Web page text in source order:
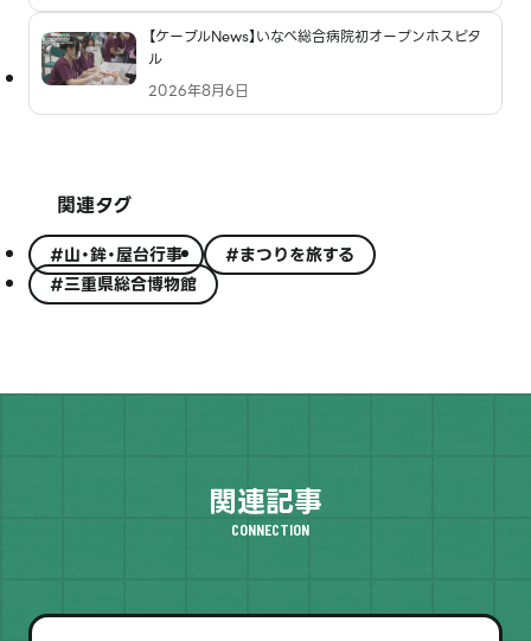
【ケーブルNews】いなべ総合病院初オープンホスピタ
ル
2026年8月6日
関連タグ
#山・鉾・屋台行事
#まつりを旅する
#三重県総合博物館
関連記事
CONNECTION